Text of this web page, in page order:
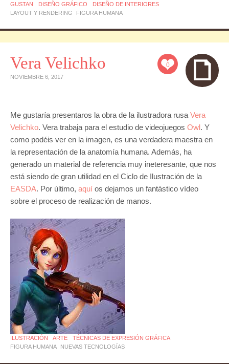
GUSTAN
DISEÑO GRÁFICO
DISEÑO DE INTERIORES
LAYOUT Y RENDERING
FIGURA HUMANA
0
Vera Velichko
NOVIEMBRE 6, 2017
Me gustaría presentaros la obra de la ilustradora rusa Vera
Velichko. Vera trabaja para el estudio de videojuegos Owl. Y
como podéis ver en la imagen, es una verdadera maestra en
la representación de la anatomía humana. Además, ha
generado un material de referencia muy ineteresante, que nos
está siendo de gran utilidad en el Ciclo de Ilustración de la
EASDA. Por último, aquí os dejamos un fantástico vídeo
sobre el proceso de realización de manos.
ILUSTRACIÓN ARTE
TÉCNICAS DE EXPRESIÓN GRÁFICA
FIGURA HUMANA
NUEVAS TECNOLOGÍAS